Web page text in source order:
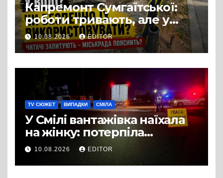
Капремонт Сумгаїтської:
роботи тривають, але у
містян виникло питання
щодо освітлення
10.08.2026 EDITOR
TV СЮЖЕТ ВИПАДКИ СМІЛА
У Смілі вантажівка наїхала
на жінку: потерпіла
померла в лікарні
10.08.2026 EDITOR